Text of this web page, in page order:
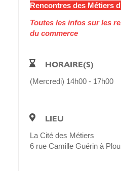
Rencontres des Métiers
Toutes les infos sur les
du commerce
HORAIRE(S)
(Mercredi) 14h00 - 17h00
LIEU
La Cité des Métiers
6 rue Camille Guérin à